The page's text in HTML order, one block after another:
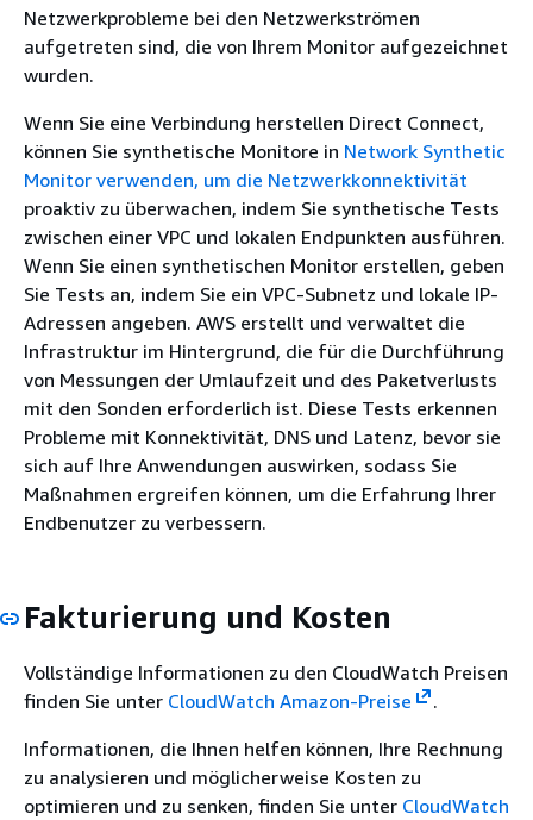
Netzwerkprobleme bei den Netzwerkströmen
aufgetreten sind, die von Ihrem Monitor aufgezeichnet
wurden.
Wenn Sie eine Verbindung herstellen Direct Connect,
können Sie synthetische Monitore in Network Synthetic
Monitor verwenden, um die Netzwerkkonnektivität
proaktiv zu überwachen, indem Sie synthetische Tests
zwischen einer VPC und lokalen Endpunkten ausführen.
Wenn Sie einen synthetischen Monitor erstellen, geben
Sie Tests an, indem Sie ein VPC-Subnetz und lokale IP-
Adressen angeben. AWS erstellt und verwaltet die
Infrastruktur im Hintergrund, die für die Durchführung
von Messungen der Umlaufzeit und des Paketverlusts
mit den Sonden erforderlich ist. Diese Tests erkennen
Probleme mit Konnektivität, DNS und Latenz, bevor sie
sich auf Ihre Anwendungen auswirken, sodass Sie
Maßnahmen ergreifen können, um die Erfahrung Ihrer
Endbenutzer zu verbessern.
Fakturierung und Kosten
Vollständige Informationen zu den CloudWatch Preisen
finden Sie unter CloudWatch Amazon-Preise
.
Informationen, die Ihnen helfen können, Ihre Rechnung
zu analysieren und möglicherweise Kosten zu
optimieren und zu senken, finden Sie unter CloudWatch